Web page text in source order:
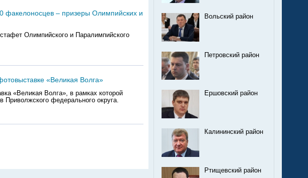
факелоносцев – призеры Олимпийских и
Олимпийского и Паралимпийского
«Великая Волга»
«Великая Волга», в рамках которой
Приволжского федерального округа.
Вольский район
Петровский район
Ершовский район
Калининский район
Ртищевский район